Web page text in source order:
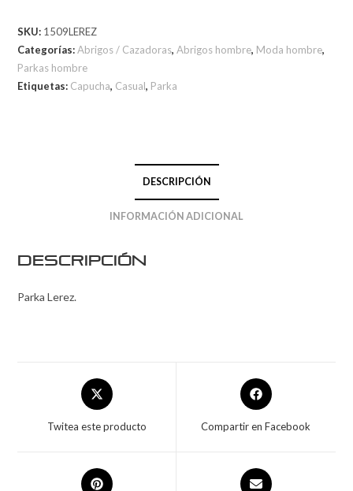
SKU: 1509LEREZ
Categorías:Abrigos / Cazadoras,Abrigos hombre, Moda hombre,
Parkas hombre
Etiquetas: Capucha, Casual, Parka
DESCRIPCIÓN
INFORMACIÓN ADICIONAL
Descripción
Parka Lerez.
Twitea este producto Compartir en Facebook